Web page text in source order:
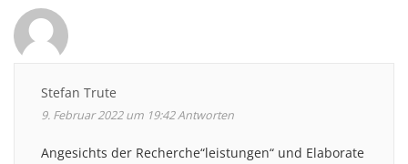
Stefan Trute
9. Februar 2022 um 19:42Antworten
Angesichts der Recherche“leistungen“ und Elaborate